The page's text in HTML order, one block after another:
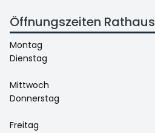
Öffnungszeiten Rathaus
Montag
Dienstag
Mittwoch
Donnerstag
Freitag